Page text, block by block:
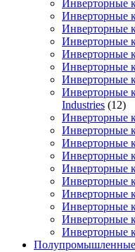
Инверторные
Инверторные
Инверторные
Инверторные
Инверторные
Инверторные
Инверторные
Инверторные
Industries (12)
Инверторные
Инверторные
Инверторные
Инверторные
Инверторные
Инверторные
Инверторные
Инверторные
Инверторные
Инверторные